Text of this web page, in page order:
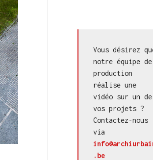
Vous désirez
notre équipe de
production
réalise une
vidéo sur un de
vos projets ?
Contactez-nous
.be